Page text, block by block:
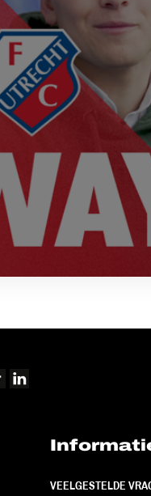
VEELGESTELDE